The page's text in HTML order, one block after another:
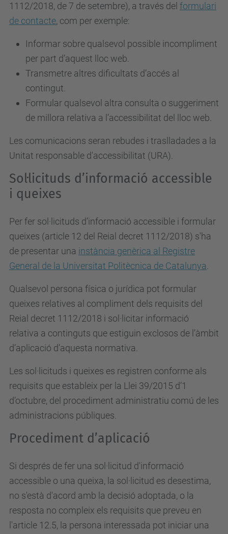
1112/2018, de 7 de setembre), a través del formulari
de contacte, com per exemple:
Informar sobre qualsevol possible incompliment
per part d’aquest lloc web.
Transmetre altres dificultats d’accés al
contingut.
Formular qualsevol altra consulta o suggeriment
de millora relativa a l’accessibilitat del lloc web.
Les comunicacions seran rebudes i traslladades a la
Unitat responsable d'accessibilitat (URA).
Sol·licituds d’informació accessible
i queixes
Per fer sol·licituds d’informació accessible i formular
queixes (article 12 del Reial decret 1112/2018) s'ha
de presentar una instància genèrica al Registre
General de la Universitat Politècnica de Catalunya
Qualsevol persona física o jurídica pot formular
queixes relatives al compliment dels requisits del
Reial decret 1112/2018 i sol·licitar informació
relativa a continguts que estiguin exclosos de l’àmbit
d’aplicació d’aquesta normativa.
Les sol·licituds i queixes es registren conforme als
requisits que estableix per la Llei 39/2015 d’1
d’octubre, del procediment administratiu comú de les
administracions públiques.
Procediment d’aplicació
Si després de fer una sol·licitud d'informació
accessible o una queixa, la sol·licitud es desestima,
no s'està d'acord amb la decisió adoptada, o la
resposta no compleix els requisits que preveu en
l'article 12.5, la persona interessada pot iniciar una